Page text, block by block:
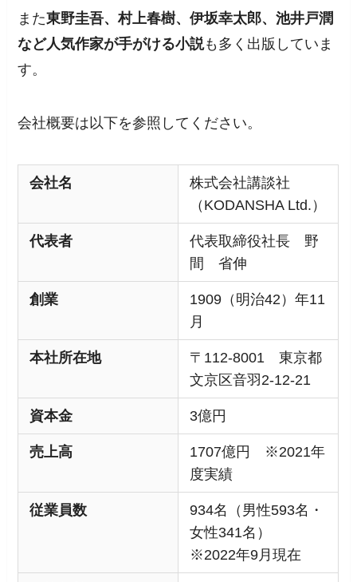
また東野圭吾、村上春樹、伊坂幸太郎、池井戸潤
など人気作家が手がける小説も多く出版していま
す。
会社概要は以下を参照してください。
会社名
株式会社講談社
（KODANSHA Ltd.）
代表者
代表取締役社長 野
間 省伸
創業
1909（明治42）年11
月
本社所在地
〒112-8001 東京都
文京区音羽2-12-21
資本金 3億円
売上高
1707億円 ※2021年
度実績
従業員数
934名（男性593名・
女性341名）
※2022年9月現在